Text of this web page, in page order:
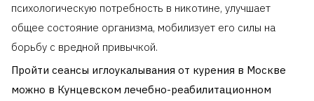
психологическую потребность в никотине, улучшает
общее состояние организма, мобилизует его силы на
борьбу с вредной привычкой.
Пройти сеансы иглоукалывания от курения в Москве
можно в Кунцевском лечебно-реабилитационном